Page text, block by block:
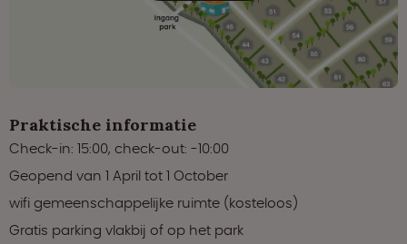
Praktische informatie
Check-in: 15:00, check-out: -10:00
Geopend van 1 April tot 1 October
wifi gemeenschappelijke ruimte (kosteloos)
Gratis parking vlakbij of op het park